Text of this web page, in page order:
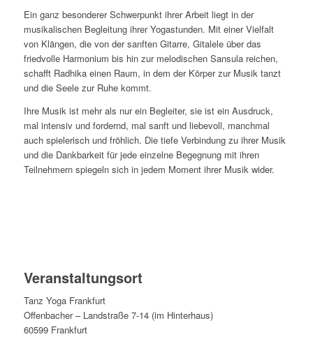
Ein ganz besonderer Schwerpunkt ihrer Arbeit liegt in der
musikalischen Begleitung ihrer Yogastunden. Mit einer Vielfalt
von Klängen, die von der sanften Gitarre, Gitalele über das
friedvolle Harmonium bis hin zur melodischen Sansula reichen,
schafft Radhika einen Raum, in dem der Körper zur Musik tanzt
und die Seele zur Ruhe kommt.
Ihre Musik ist mehr als nur ein Begleiter, sie ist ein Ausdruck,
mal intensiv und fordernd, mal sanft und liebevoll, manchmal
auch spielerisch und fröhlich. Die tiefe Verbindung zu ihrer Musik
und die Dankbarkeit für jede einzelne Begegnung mit ihren
Teilnehmern spiegeln sich in jedem Moment ihrer Musik wider.
Veranstaltungsort
Tanz Yoga Frankfurt
Offenbacher – Landstraße 7-14 (im Hinterhaus)
60599 Frankfurt